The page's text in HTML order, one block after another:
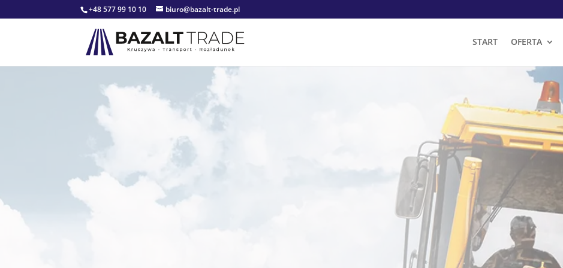
+48 577 99 10 10 biuro@bazalt-trade.pl
START OFERTA